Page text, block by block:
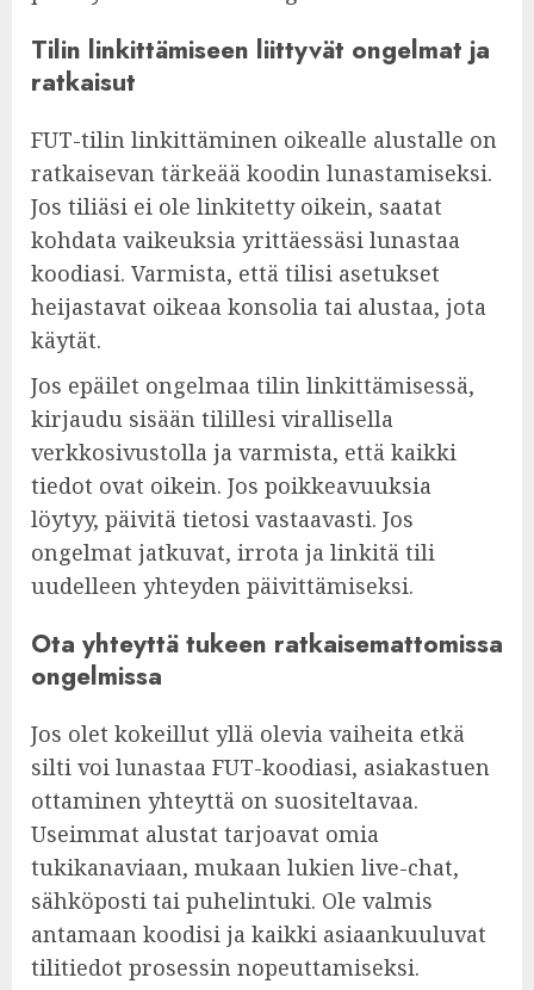
Tilin linkittämiseen liittyvät ongelmat ja
ratkaisut
FUT-tilin linkittäminen oikealle alustalle on
ratkaisevan tärkeää koodin lunastamiseksi.
Jos tiliäsi ei ole linkitetty oikein, saatat
kohdata vaikeuksia yrittäessäsi lunastaa
koodiasi. Varmista, että tilisi asetukset
heijastavat oikeaa konsolia tai alustaa, jota
käytät.
Jos epäilet ongelmaa tilin linkittämisessä,
kirjaudu sisään tilillesi virallisella
verkkosivustolla ja varmista, että kaikki
tiedot ovat oikein. Jos poikkeavuuksia
löytyy, päivitä tietosi vastaavasti. Jos
ongelmat jatkuvat, irrota ja linkitä tili
uudelleen yhteyden päivittämiseksi.
Ota yhteyttä tukeen ratkaisemattomissa
ongelmissa
Jos olet kokeillut yllä olevia vaiheita etkä
silti voi lunastaa FUT-koodiasi, asiakastuen
ottaminen yhteyttä on suositeltavaa.
Useimmat alustat tarjoavat omia
tukikanaviaan, mukaan lukien live-chat,
sähköposti tai puhelintuki. Ole valmis
antamaan koodisi ja kaikki asiaankuuluvat
tilitiedot prosessin nopeuttamiseksi.